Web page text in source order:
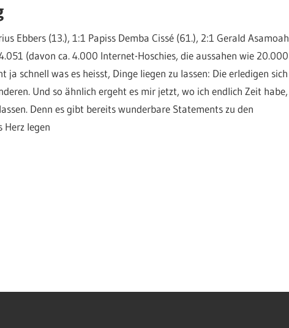
Ebbers (13.), 1:1 Papiss Demba Cissé (61.), 2:1 Gerald Asamoah
(davon ca. 4.000 Internet-Hoschies, die aussahen wie 20.000
schnell was es heisst, Dinge liegen zu lassen: Die erledigen sich
Und so ähnlich ergeht es mir jetzt, wo ich endlich Zeit habe,
Denn es gibt bereits wunderbare Statements zu den
Herz legen